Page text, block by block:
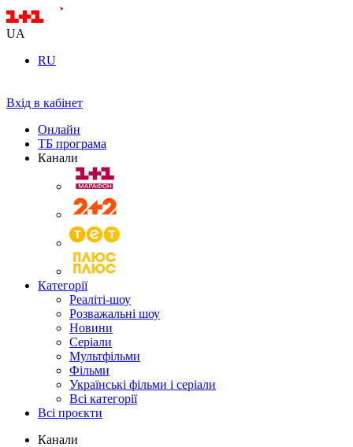
UA
RU
Вхід в кабінет
Онлайн
ТБ програма
Канали
Категорії
Реаліті-шоу
Розважальні шоу
Новини
Серіали
Мультфільми
Фільми
Українські фільми і серіали
Всі категорії
Всі проєкти
Канали